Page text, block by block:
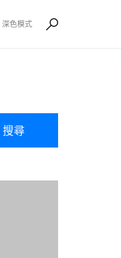
深色模式
搜尋